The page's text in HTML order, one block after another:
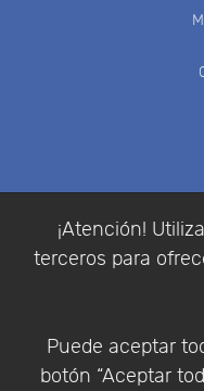
¡Atención!
terceros para
Puede aceptar
botón “Aceptar